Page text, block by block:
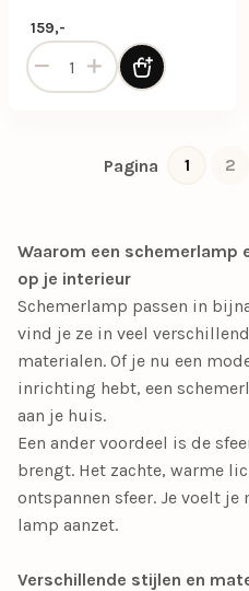
kap
159,-
Keramische tafellamp rond
Pagina 1 2
Waarom een schemerlamp
op je interieur
Schemerlamp passen in
vind je ze in veel
materialen. Of je nu een
inrichting hebt, een
aan je huis.
Een ander voordeel is de
brengt. Het zachte, warme
ontspannen sfeer. Je voelt
lamp aanzet.
Verschillende stijlen en